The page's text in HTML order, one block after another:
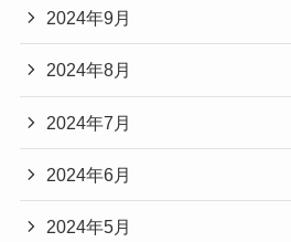
2024年9月
2024年8月
2024年7月
2024年6月
2024年5月